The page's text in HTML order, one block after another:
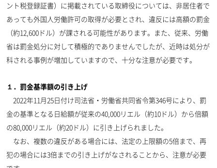
ント税登録証書）に掲載されている取締役については、非居住者で
あっても外国人労働許可の取得が必要とされ、違反には高額の罰金
（約12,600ドル）が課される可能性があります。また、従来、労働
省は罰金処分に対して積極的でありませんでしたが、近時は処分が
科される事例が増加していますので、十分な注意が必要です。
１．罰金基準額の引き上げ
2022年11月25日付け司法省・労働省共同省令第346号により、罰
金の基準となる日給額が従来の40,000リエル（約10ドル）から倍額
の80,000リエル（約20ドル）に引き上げられました。
なお、複数の違反がある場合には、法定の上限額の5倍まで、再
犯の場合には3倍までの引き上げがなされることから、注意が必要